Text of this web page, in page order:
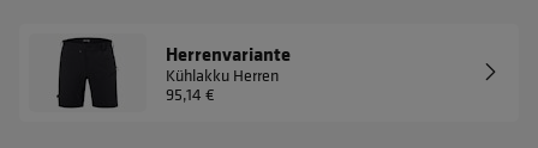
Herrenvariante
Kühlakku Herren
95,14 €